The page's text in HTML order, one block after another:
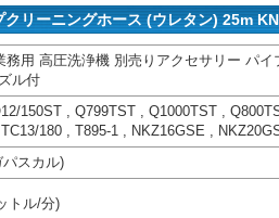
リーニングホース (ウレタン) 25m
務用 高圧洗浄機 別売りアクセサリー パ
ル付
150ST , Q799TST , Q1000TST ,
180 , T895-1 , NKZ16GSE ,
スカル)
トル/分)